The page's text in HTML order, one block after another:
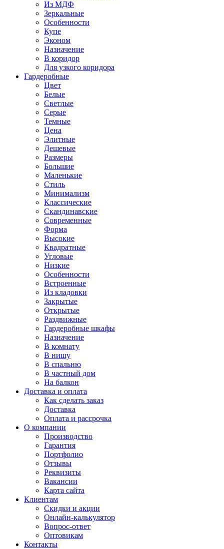
Из МДФ
Зеркальные
Особенности
Купе
Эконом
Назначение
В коридор
Для узкого коридора
Гардеробные
Цвет
Белые
Светлые
Серые
Темные
Цена
Элитные
Дешевые
Размеры
Большие
Маленькие
Стиль
Минимализм
Классические
Скандинавские
Современные
Форма
Высокие
Квадратные
Угловые
Низкие
Особенности
Встроенные
Из кладовки
Закрытые
Открытые
Раздвижные
Гардеробные шкафы
Назначение
В комнату
В нишу
В спальню
В частный дом
На балкон
Доставка и оплата
Как сделать заказ
Доставка
Оплата и рассрочка
О компании
Производство
Гарантия
Портфолио
Отзывы
Реквизиты
Вакансии
Карта сайта
Клиентам
Скидки и акции
Онлайн-калькулятор
Вопрос-ответ
Оптовикам
Контакты